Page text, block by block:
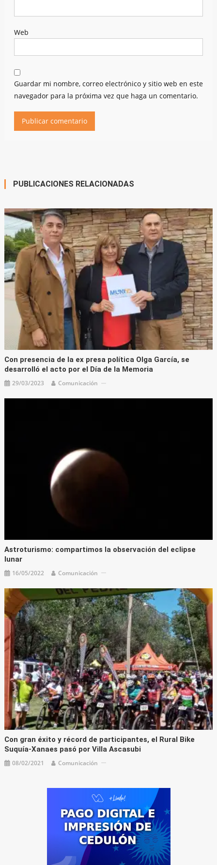
Web
Guardar mi nombre, correo electrónico y sitio web en este
navegador para la próxima vez que haga un comentario.
PUBLICACIONES RELACIONADAS
Con presencia de la ex presa política Olga García, se
desarrolló el acto por el Día de la Memoria
29/03/2023 Comunicación
Astroturismo: compartimos la observación del eclipse
lunar
16/05/2022 Comunicación
Con gran éxito y récord de participantes, el Rural Bike
Suquía-Xanaes pasó por Villa Ascasubi
08/02/2021 Comunicación